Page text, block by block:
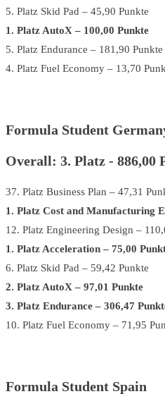
5. Platz Skid Pad – 45,90 Punkte
1. Platz AutoX – 100,00 Punkte
5. Platz Endurance – 181,90 Punkte
4. Platz Fuel Economy – 13,70
Formula Student
Overall: 3. Platz - 886,00
37. Platz Business Plan – 47,31
1. Platz Cost and Manufacturing
12. Platz Engineering Design –
1. Platz Acceleration – 75,00
6. Platz Skid Pad – 59,42 Punkte
2. Platz AutoX – 97,01 Punkte
3. Platz Endurance – 306,47
10. Platz Fuel Economy – 71,95
Formula Student Spain